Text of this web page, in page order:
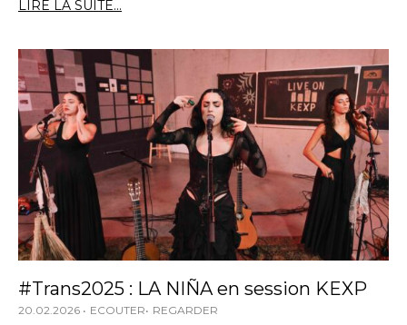
LIRE LA SUITE...
#Trans2025 : LA NIÑA en session KEXP
20.02.2026 ECOUTER REGARDER